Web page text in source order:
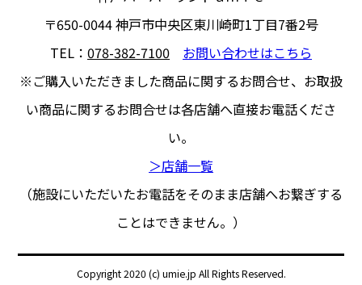
〒650-0044神戸市中央区東川崎町1丁目7番2号
TEL： 078-382-7100
お問い合わせはこちら
※ご購入いただきました商品に関するお問合せ、 お取扱
い商品に関するお問合せは各店舗へ直接お電話くださ
い。
＞店舗一覧
（施設にいただいたお電話をそのまま店舗へお繋ぎする
ことはできません。）
Copyright 2020 (c) umie.jp All Rights Reserved.